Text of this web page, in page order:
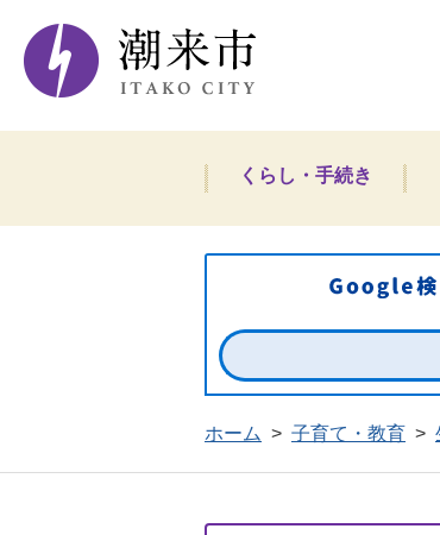
潮来
くらし・手続き
ホーム > 子育て・教育 >